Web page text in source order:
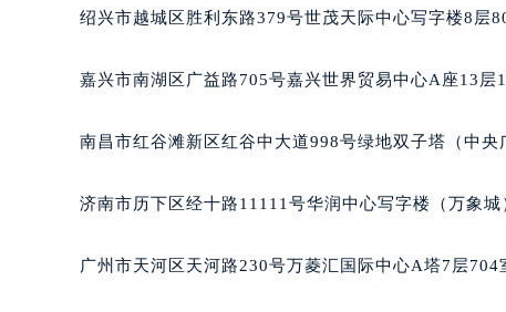
绍兴市越城区胜利东路379号世茂天际中心写字楼8层
嘉兴市南湖区广益路705号嘉兴世界贸易中心A座13层
南昌市红谷滩新区红谷中大道998号绿地双子塔（中
济南市历下区经十路11111号华润中心写字楼（万象城
广州市天河区天河路230号万菱汇国际中心A塔7层704